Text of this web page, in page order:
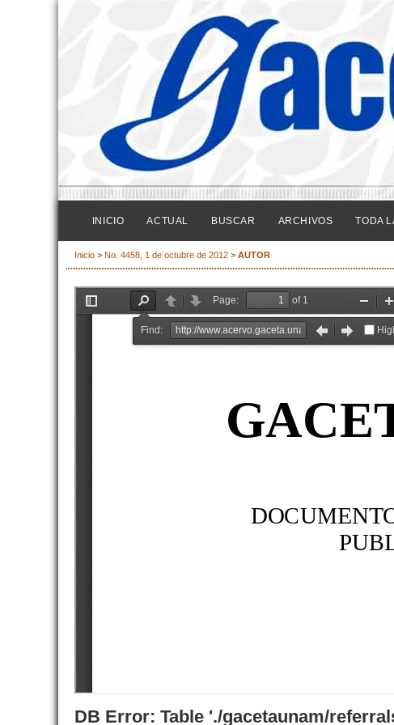
INICIO ACTUAL BUSCAR ARCHIVOS TODA
Inicio > No. 4458, 1 de octubre de 2012 > AUTOR
DB Error: Table './gacetaunam/